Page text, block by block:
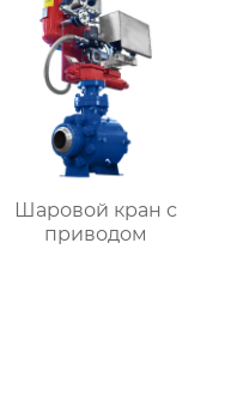
Шаровой кран с
приводом